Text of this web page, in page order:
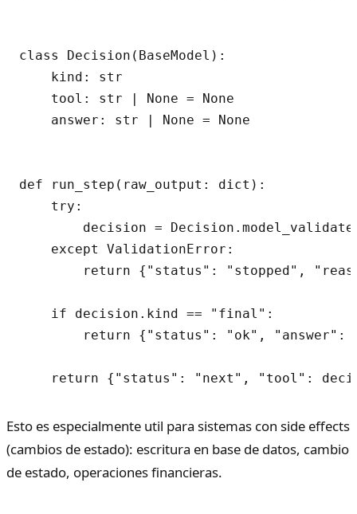
class Decision(BaseModel):
    kind: str
    tool: str | None = None
    answer: str | None = None
def run_step(raw_output: dict):
    try:
decision =
    except ValidationError:
return {"status": "stopped",
    if decision.kind == "final":
return {"status": "ok", "answer":
Esto es especialmente util para sistemas con side effects
(cambios de estado): escritura en base de datos, cambio
de estado, operaciones financieras.